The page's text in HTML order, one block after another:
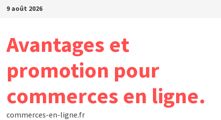
Passer
9 août 2026
Avantages et
promotion pour
commerces en ligne.
commerces-en-ligne.fr